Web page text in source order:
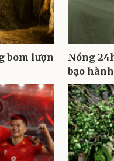
bom lượn
Nóng
bạo